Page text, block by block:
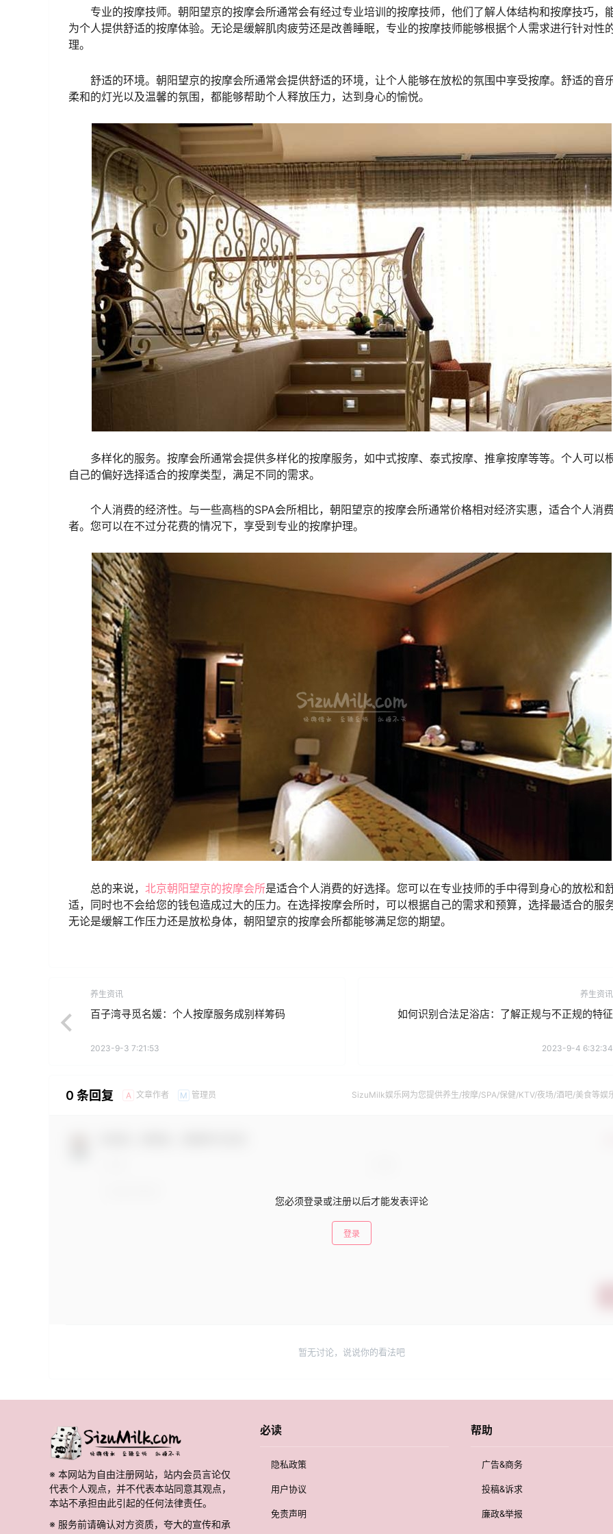
专业的按摩技师。朝阳望京的按摩会所通常会有经过专业培训的按摩技师，他们了解人体结构和按摩技巧，
为个人提供舒适的按摩体验。无论是缓解肌肉疲劳还是改善睡眠，专业的按摩技师能够根据个人需求进行针对性
理。
舒适的环境。朝阳望京的按摩会所通常会提供舒适的环境，让个人能够在放松的氛围中享受按摩。舒适的音
柔和的灯光以及温馨的氛围，都能够帮助个人释放压力，达到身心的愉悦。
多样化的服务。按摩会所通常会提供多样化的按摩服务，如中式按摩、泰式按摩、推拿按摩等等。个人可以
自己的偏好选择适合的按摩类型，满足不同的需求。
个人消费的经济性。与一些高档的SPA会所相比，朝阳望京的按摩会所通常价格相对经济实惠，适合个人消
者。您可以在不过分花费的情况下，享受到专业的按摩护理。
总的来说， 北京朝阳望京的按摩会所是适合个人消费的好选择。您可以在专业技师的手中得到身心的放松和
适，同时也不会给您的钱包造成过大的压力。在选择按摩会所时，可以根据自己的需求和预算，选择最适合的服
无论是缓解工作压力还是放松身体，朝阳望京的按摩会所都能够满足您的期望。
养生资讯
百子湾寻觅名媛：个人按摩服务成别样筹码
2023-9-3 7:21:53
养生资讯
如何识别合法足浴店：了解正规与不正规的特征
2023-9-4 6:32:34
0 条回复 A 文章作者 M 管理员
SizuMilk娱乐网为您提供养生/按摩/SPA/保健/KTV/夜场/酒吧/美食等娱
您必须登录或注册以后才能发表评论
登录
暂无讨论，说说你的看法吧
※ 本网站为自由注册网站，站内会员言论仅
代表个人观点，并不代表本站同意其观点，
本站不承担由此引起的任何法律责任。
※ 服务前请确认对方资质，夸大的宣传和承
必读
隐私政策
用户协议
免责声明
帮助
广告&商务
投稿&诉求
廉政&举报